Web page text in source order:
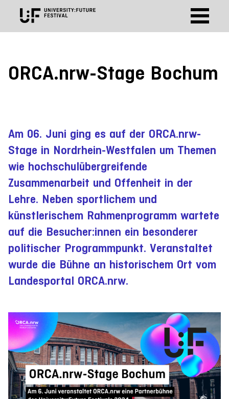
ORCA.nrw-Stage Bochum
Am 06. Juni ging es auf der ORCA.nrw-
Stage in Nordrhein-Westfalen um Themen
wie hochschulübergreifende
Zusammenarbeit und Offenheit in der
Lehre. Neben sportlichem und
künstlerischem Rahmenprogramm wartete
auf die Besucher:innen ein besonderer
politischer Programmpunkt. Veranstaltet
wurde die Bühne an historischem Ort vom
Landesportal ORCA.nrw.